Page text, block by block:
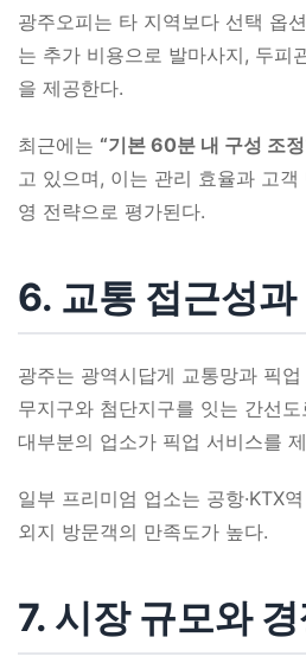
광주오피는 타 지역보다 선택 옵
는 추가 비용으로 발마사지, 두피
을 제공한다.
최근에는 “기본 60분 내 구성 조
고 있으며, 이는 관리 효율과 고
영 전략으로 평가된다.
6. 교통 접근성
광주는 광역시답게 교통망과 픽
무지구와 첨단지구를 잇는 간선
대부분의 업소가 픽업 서비스를
일부 프리미엄 업소는 공항·KTX
외지 방문객의 만족도가 높다.
7. 시장 규모와